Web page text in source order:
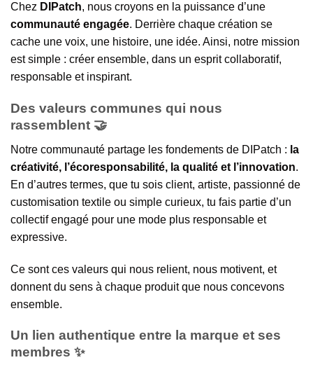
Chez DIPatch, nous croyons en la puissance d’une
communauté engagée. Derrière chaque création se
cache une voix, une histoire, une idée. Ainsi, notre mission
est simple : créer ensemble, dans un esprit collaboratif,
responsable et inspirant.
Des valeurs communes qui nous
rassemblent 🤝
Notre communauté partage les fondements de DIPatch : la
créativité, l’écoresponsabilité, la qualité et l’innovation.
En d’autres termes, que tu sois client, artiste, passionné de
customisation textile ou simple curieux, tu fais partie d’un
collectif engagé pour une mode plus responsable et
expressive.
Ce sont ces valeurs qui nous relient, nous motivent, et
donnent du sens à chaque produit que nous concevons
ensemble.
Un lien authentique entre la marque et ses
membres ✨